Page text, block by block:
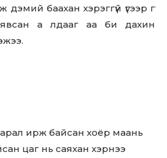
баахан хэрэггүй үгээр гү
а лдааг аа би дахин
ирж байсан хоёр маань
цаг нь саяхан хэрнээ